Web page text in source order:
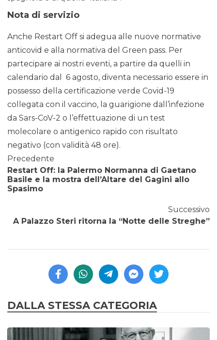
Nota di servizio
Anche Restart Off si adegua alle nuove normative
anticovid e alla normativa del Green pass. Per
partecipare ai nostri eventi, a partire da quelli in
calendario dal 6 agosto, diventa necessario essere in
possesso della certificazione verde Covid-19
collegata con il vaccino, la guarigione dall’infezione
da Sars-CoV-2 o l’effettuazione di un test
molecolare o antigenico rapido con risultato
negativo (con validità 48 ore).
Precedente
Restart Off: la Palermo Normanna di Gaetano
Basile e la mostra dell’Altare del Gagini allo
Spasimo
Successivo
A Palazzo Steri ritorna la “Notte delle Streghe”
DALLA STESSA CATEGORIA